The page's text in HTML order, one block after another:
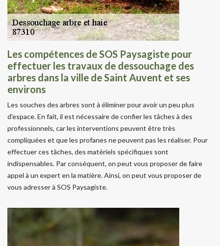
Les compétences de SOS Paysagiste pour
effectuer les travaux de dessouchage des
arbres dans la ville de Saint Auvent et ses
environs
Les souches des arbres sont à éliminer pour avoir un peu plus
d'espace. En fait, il est nécessaire de confier les tâches à des
professionnels, car les interventions peuvent être très
compliquées et que les profanes ne peuvent pas les réaliser. Pour
effectuer ces tâches, des matériels spécifiques sont
indispensables. Par conséquent, on peut vous proposer de faire
appel à un expert en la matière. Ainsi, on peut vous proposer de
vous adresser à SOS Paysagiste.